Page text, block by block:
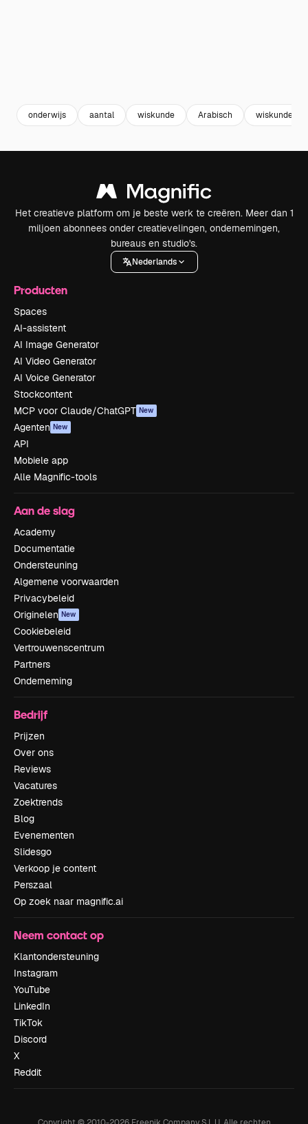
onderwijs aantal wiskunde Arabisch wiskunde
Het creatieve platform om je beste werk te creëren. Meer dan 1
miljoen abonnees onder creatievelingen, ondernemingen,
bureaus en studio's.
Nederlands
Producten
Spaces
AI-assistent
AI Image Generator
AI Video Generator
AI Voice Generator
Stockcontent
MCP voor Claude/ChatGPT New
Agenten New
API
Mobiele app
Alle Magnific-tools
Aan de slag
Academy
Documentatie
Ondersteuning
Algemene voorwaarden
Privacybeleid
Originelen New
Cookiebeleid
Vertrouwenscentrum
Partners
Onderneming
Bedrijf
Prijzen
Over ons
Reviews
Vacatures
Zoektrends
Blog
Evenementen
Slidesgo
Verkoop je content
Perszaal
Op zoek naar magnific.ai
Neem contact op
Klantondersteuning
Instagram
YouTube
LinkedIn
TikTok
Discord
X
Reddit